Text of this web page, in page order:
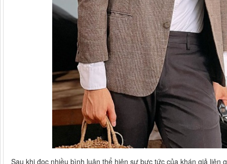
Sau khi đọc nhiều bình luận thể hiện sự bực tức của khán giả liên